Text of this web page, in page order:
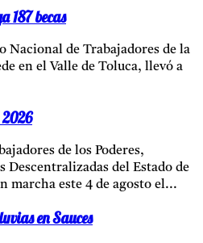
187 becas
Nacional de Trabajadores de la
en el Valle de Toluca, llevó a
de los Poderes,
del Estado de
marcha este 4 de agosto el...
en Sauces